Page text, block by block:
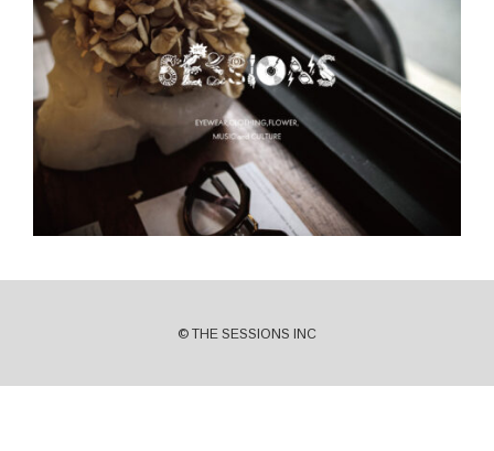
© THE SESSIONS INC